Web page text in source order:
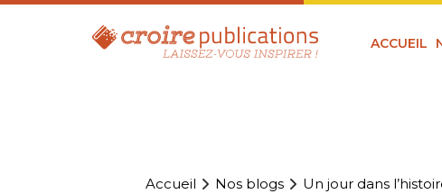
ACCUEIL
Accueil Nos blogs Un jour dans